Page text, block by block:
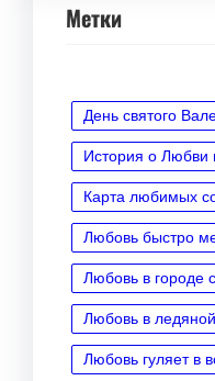
Метки
День святого
История о Любви
Карта любимых
Любовь быстро
Любовь в городе
Любовь в
Любовь гуляет в